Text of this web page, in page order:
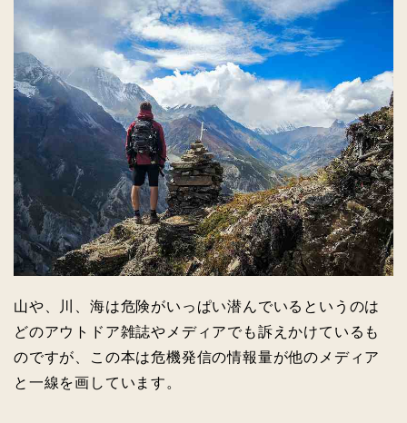
山や、川、海は危険がいっぱい潜んでいるというのは
どのアウトドア雑誌やメディアでも訴えかけているも
のですが、この本は危機発信の情報量が他のメディア
と一線を画しています。